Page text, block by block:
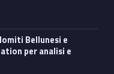
per analisi e